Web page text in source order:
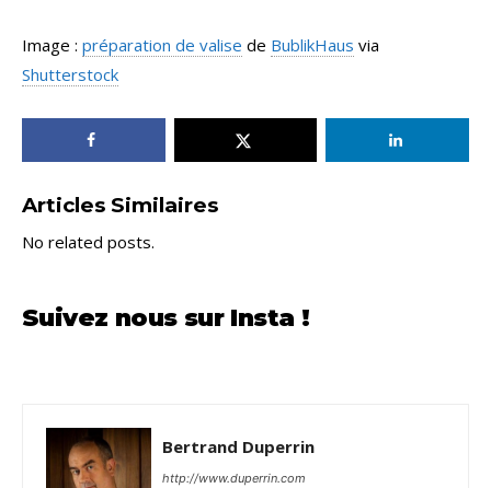
Image : préparation de valise de BublikHaus via
Shutterstock
Articles Similaires
No related posts.
Suivez nous sur Insta !
Bertrand Duperrin
http://www.duperrin.com